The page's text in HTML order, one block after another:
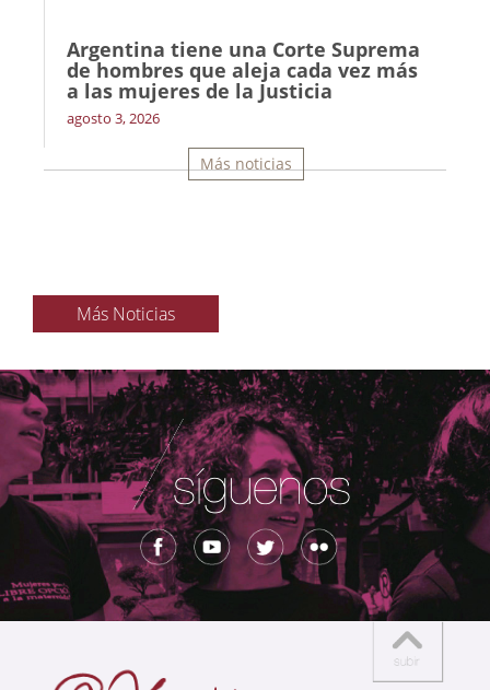
Argentina tiene una Corte Suprema
de hombres que aleja cada vez más
a las mujeres de la Justicia
agosto 3, 2026
Más noticias
Más Noticias